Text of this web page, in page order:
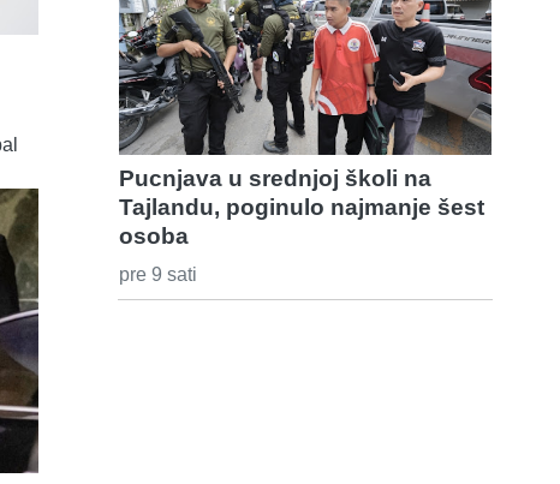
Pucnjava u srednjoj školi na
Tajlandu, poginulo najmanje šest
osoba
pre 9 sati